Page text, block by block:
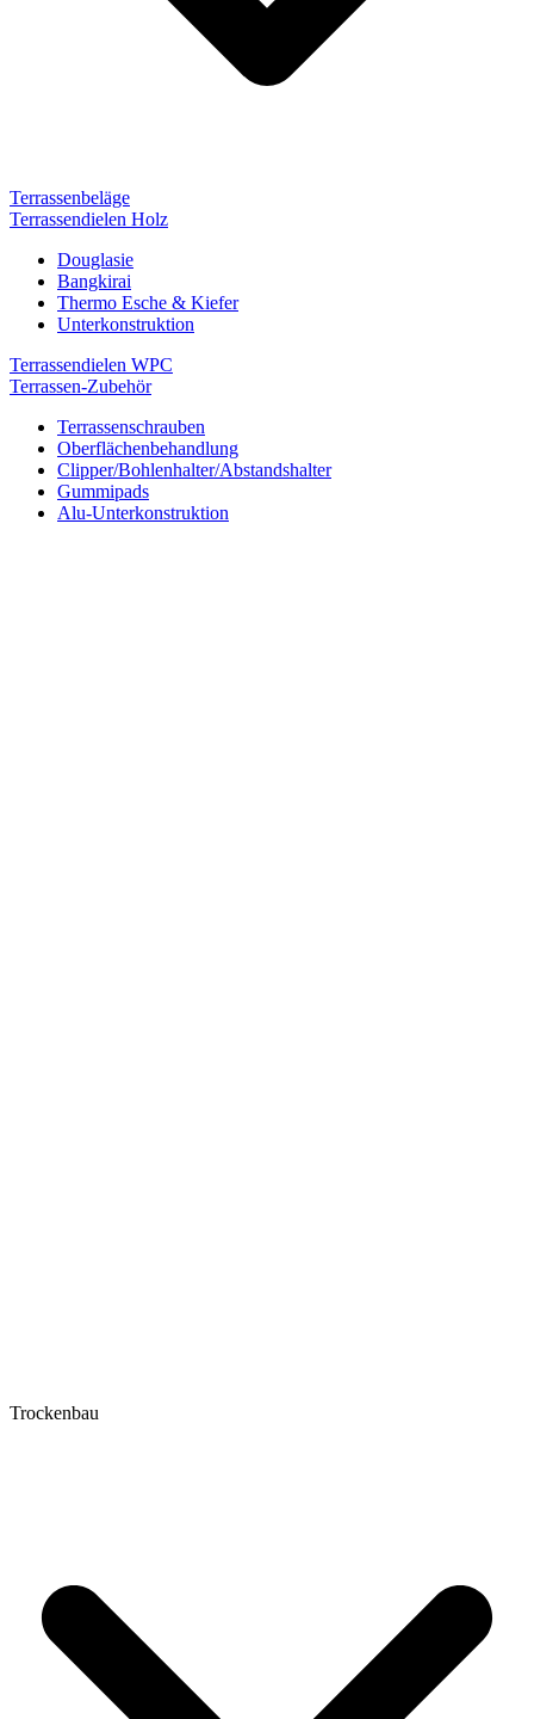
Terrassenbeläge
Terrassendielen Holz
Douglasie
Bangkirai
Thermo Esche & Kiefer
Unterkonstruktion
Terrassendielen WPC
Terrassen-Zubehör
Terrassenschrauben
Oberflächenbehandlung
Clipper/Bohlenhalter/Abstandshalter
Gummipads
Alu-Unterkonstruktion
Trockenbau